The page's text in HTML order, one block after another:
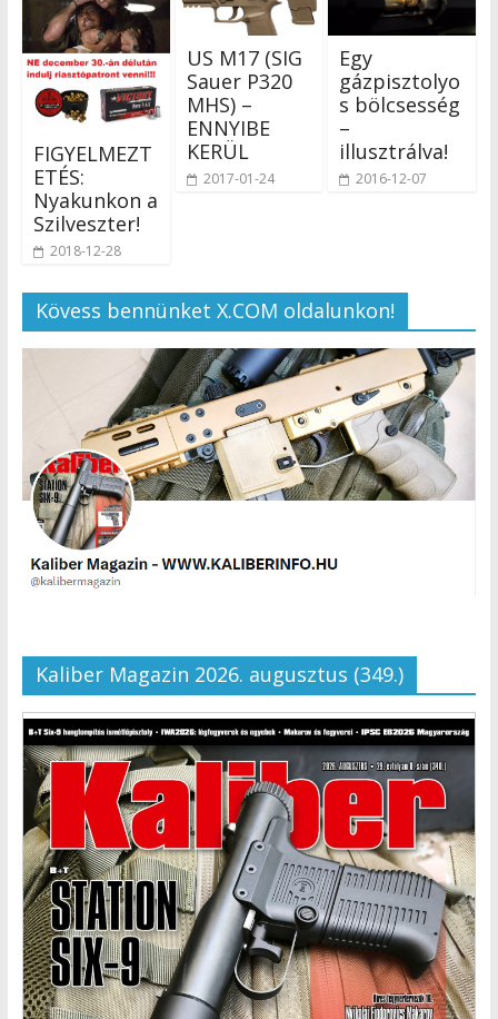
FIGYELMEZT
ETÉS:
Nyakunkon a
Szilveszter!
2018-12-28
US M17 (SIG
Sauer P320
MHS) –
ENNYIBE
KERÜL
2017-01-24
Egy
gázpisztolyo
s bölcsesség
–
illusztrálva!
2016-12-07
Kövess bennünket X.COM oldalunkon!
Kaliber Magazin 2026. augusztus (349.)